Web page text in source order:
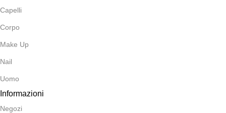
Capelli
Corpo
Make Up
Nail
Uomo
Informazioni
Negozi